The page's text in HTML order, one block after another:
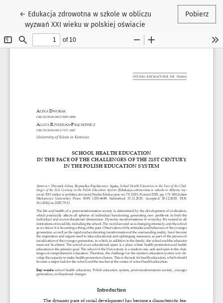
← Wróć do szczegółów artykułu
Edukacja zdrowotna w szkole w obliczu
wyzwań XXI wieku w polskiej oświacie
Pobierz